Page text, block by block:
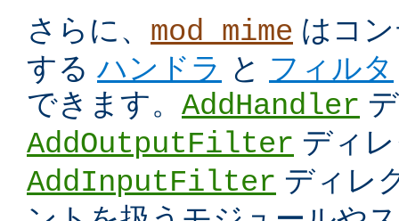
さらに、 mod_mime はコ
するハンドラ と フィルタ
できます。 AddHandler
AddOutputFilter ディ
AddInputFilter ディレ